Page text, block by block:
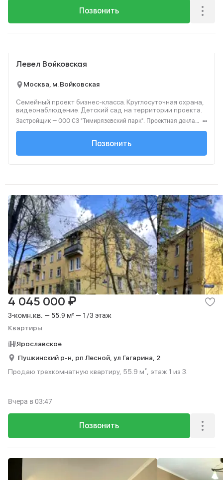
Позвонить
Левел Войковская
Москва, м. Войковская
Семейный проект бизнес-класса. Круглосуточная охрана,
видеонаблюдение. Детский сад на территории проекта.
Застройщик — ООО СЗ "Тимирязевский парк". Проектная декларация — наш.дом.рф. Акция до 31.08.2026. Не оферта. Подробности — level.ru
+7 (495) 137-47-...
Позвонить
3-комн.кв. — 55.9 м² — 1/3 этаж
Квартиры
4 045 000 ₽
Ярославское
Пушкинский р-н, рп Лесной, ул Гагарина, 2
Продаю трехкомнатную квартиру, 55.9 м², этаж 1 из 3.
Позвонить
Вчера в 03:47